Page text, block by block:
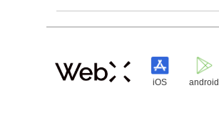
iOS android